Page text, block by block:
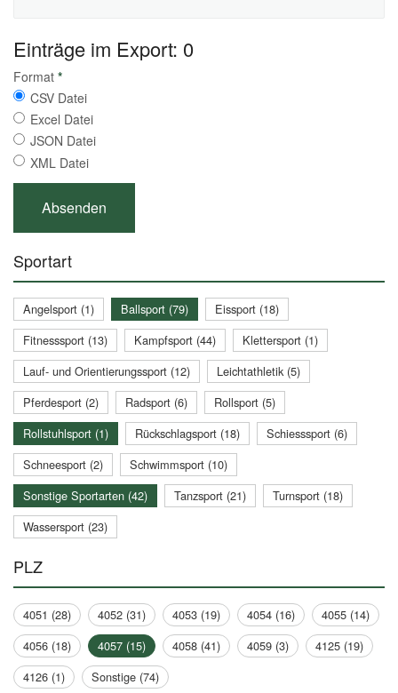
Einträge im Export: 0
Format *
CSV Datei
Excel Datei
JSON Datei
XML Datei
Sportart
Angelsport (1) Ballsport (79)
Eissport (18)
Fitnesssport (13)
Kampfsport (44)
Klettersport (1)
Lauf- und Orientierungssport (12)
Leichtathletik (5)
Pferdesport (2)
Radsport (6)
Rollsport (5)
Rollstuhlsport (1)
Rückschlagsport (18)
Schiesssport (6)
Schneesport (2)
Schwimmsport (10)
Sonstige Sportarten (42)
Tanzsport (21)
Turnsport (18)
Wassersport (23)
PLZ
4051 (28) 4052 (31) 4053 (19) 4054 (16)
4055 (14)
4056 (18)
4057 (15) 4058 (41) 4059 (3)
4125 (19)
4126 (1)
Sonstige (74)